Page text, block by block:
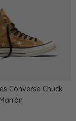
Converse Chuck